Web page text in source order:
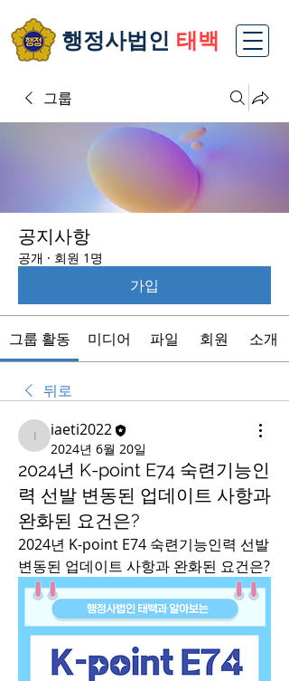
​행정사법인 태백
그룹
공지사항
공개 · 회원 1명
가입
그룹 활동 미디어 파일 회원 소개
뒤로
iaeti2022
iaeti2022
2024년 6월 20일
2024년 K-point E74 숙련기능인
력 선발 변동된 업데이트 사항과
완화된 요건은?
2024년 K-point E74 숙련기능인력 선발
변동된 업데이트 사항과 완화된 요건은?